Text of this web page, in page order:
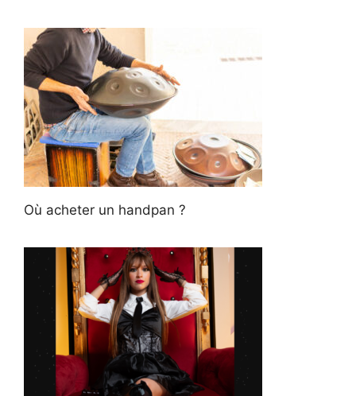
Où acheter un handpan ?